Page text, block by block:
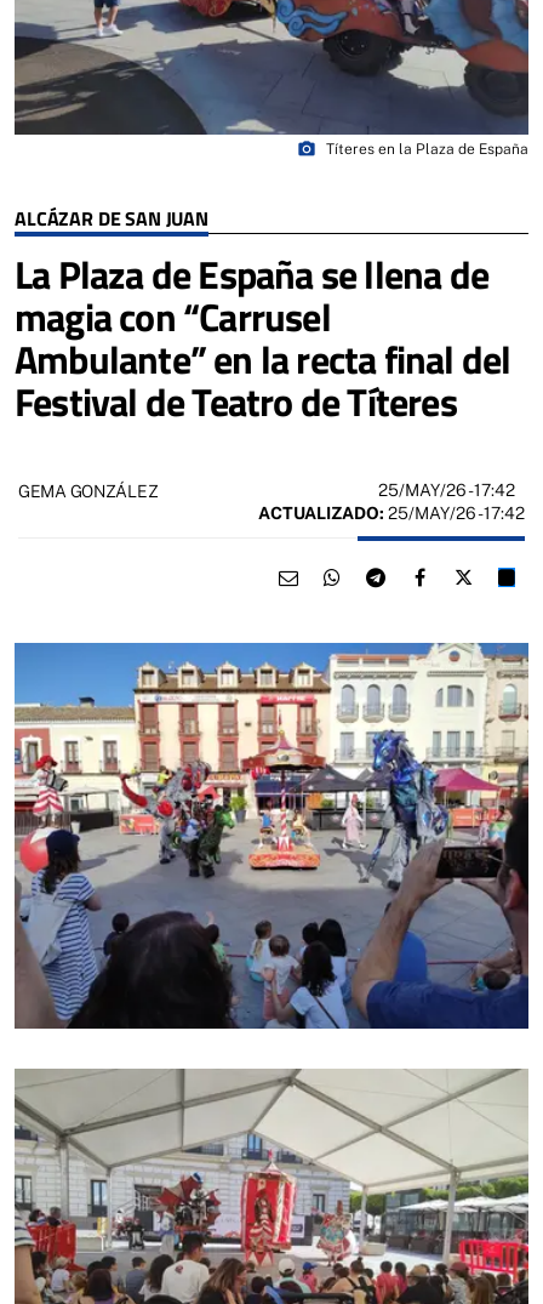
ALCÁZAR DE SAN JUAN
La Plaza de España se llena de
magia con “Carrusel
Ambulante” en la recta final del
Festival de Teatro de Títeres
photo_camera Títeres en la Plaza de España
GEMA GONZÁLEZ 25/MAY/26- 17:42
ACTUALIZADO: 25/MAY/26 - 17:42